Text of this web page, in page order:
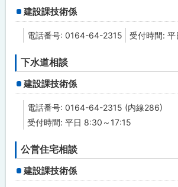
建設課技術係
電話番号: 0164-64-2315 受付時間:
下水道相談
建設課技術係
電話番号: 0164-64-2315 (内線286)
受付時間: 平日 8:30～17:15
公営住宅相談
建設課技術係